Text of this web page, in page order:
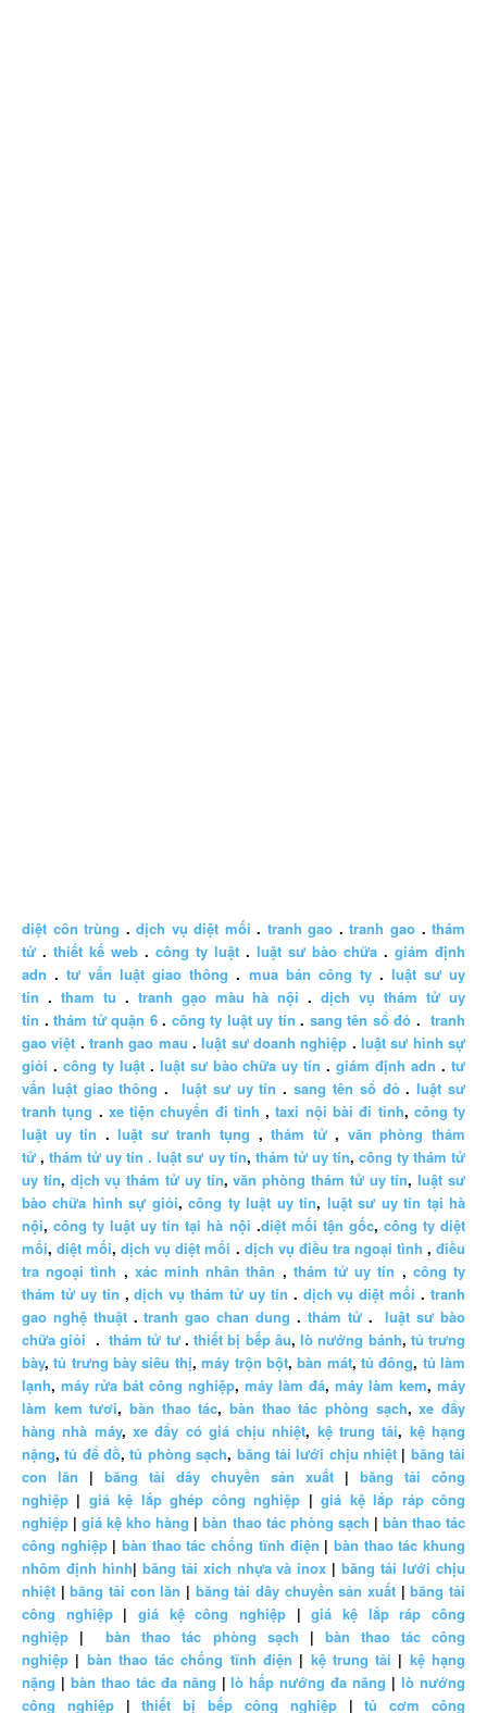
diệt côn trùng .dịch vụ diệt mối . tranh gao .tranh gao .thám
tử . thiết kế web . công ty luật . luật sư bào chữa . giám định
adn .tư vấn luật giao thông . mua bán công ty. luật sư uy
tín . tham tu . tranh gạo màu hà nội .dịch vụ thám tử uy
tín .thám tử quận 6. công ty luật uy tín . sang tên sổ đỏ .tranh
gao việt .tranh gao mau .luật sư doanh nghiệp .luật sư hình sự
giỏi . công ty luật. luật sư bào chữa uy tín .giám định adn .tư
vấn luật giao thông . luật sư uy tín .sang tên sổ đỏ.luật sư
tranh tụng . xe tiện chuyến đi tỉnh ,taxi nội bài đi tỉnh, công ty
luật uy tín .luật sư tranh tụng ,thám tử, văn phòng thám
tử ,thám tử uy tín . luật sư uy tín, thám tử uy tín, công ty thám tử
uy tín, dịch vụ thám tử uy tín,văn phòng thám tử uy tín,luật sư
bào chữa hình sự giỏi,công ty luật uy tín, luật sư uy tín tại hà
nội,công ty luật uy tín tại hà nội .diệt mối tận gốc, công ty diệt
mối,diệt mối,dịch vụ diệt mối . dịch vụ điều tra ngoại tình ,điều
tra ngoại tình , xác minh nhân thân , thám tử uy tín , công ty
thám tử uy tín ,dịch vụ thám tử uy tín . dịch vụ diệt mối .tranh
gao nghệ thuật.tranh gao chan dung . thám tử.luật sư bào
chữa giỏi .thám tử tư.thiết bị bếp âu,lò nướng bánh, tủ trưng
bày,tủ trưng bày siêu thị,máy trộn bột,bàn mát, tủ đông, tủ làm
lạnh, máy rửa bát công nghiệp, máy làm đá, máy làm kem, máy
làm kem tươi,bàn thao tác,bàn thao tác phòng sạch,xe đẩy
hàng nhà máy, xe đẩy có giá chịu nhiệt, kệ trung tải, kệ hạng
nặng,tủ để đồ,tủ phòng sạch, băng tải lưới chịu nhiệt| băng tải
con lăn | băng tải dây chuyền sản xuất | băng tải công
nghiệp | giá kệ lắp ghép công nghiệp |giá kệ lắp ráp công
nghiệp |giá kệ kho hàng |bàn thao tác phòng sạch | bàn thao tác
công nghiệp|bàn thao tác chống tĩnh điện | bàn thao tác khung
nhôm định hình| băng tải xích nhựa và inox |băng tải lưới chịu
nhiệt |băng tải con lăn | băng tải dây chuyền sản xuất |băng tải
công nghiệp|giá kệ công nghiệp |giá kệ lắp ráp công
nghiệp |bàn thao tác phòng sạch | bàn thao tác công
nghiệp | bàn thao tác chống tĩnh điện | kệ trung tải | kệ hạng
nặng | bàn thao tác đa năng |lò hấp nướng đa năng |lò nướng
công nghiệp|thiết bị bếp công nghiệp|tủ cơm công